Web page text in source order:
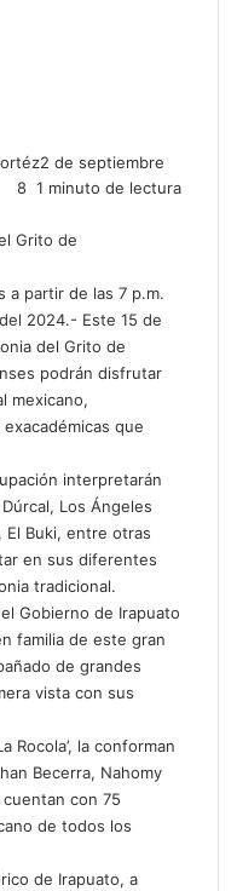
2 de septiembre
8 1 minuto de lectura
Grito de
a partir de las 7 p.m.
2024.- Este 15 de
del Grito de
podrán disfrutar
mexicano,
que
interpretarán
Los Ángeles
El Buki, entre otras
en sus diferentes
tradicional.
Gobierno de Irapuato
familia de este gran
de grandes
vista con sus
Rocola’, la conforman
Becerra, Nahomy
con 75
de todos los
de Irapuato, a